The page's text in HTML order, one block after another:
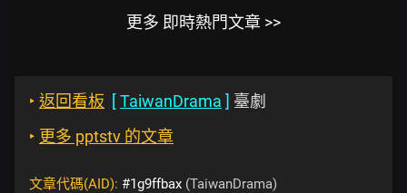
更多 即時熱門文章 >>
‣ 返回看板 [TaiwanDrama ] 臺劇
‣ 更多 pptstv 的文章
文章代碼(AID): #1g9ffbax (TaiwanDrama)